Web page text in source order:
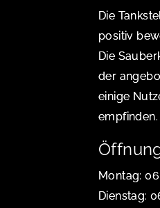
Die
positiv
Die
der
einige
empfinden.
Montag:
Dienstag: